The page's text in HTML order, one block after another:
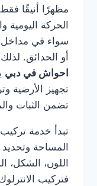
مظهرًا أنيقًا
الحركة
سواء في مداخل
أو الحدائق.
احواش في دبي
تجهيز الأرضية
تضمن الثبات
تبدأ خدمة تركيب
المساحة
اللون، الشكل،
فتركيب